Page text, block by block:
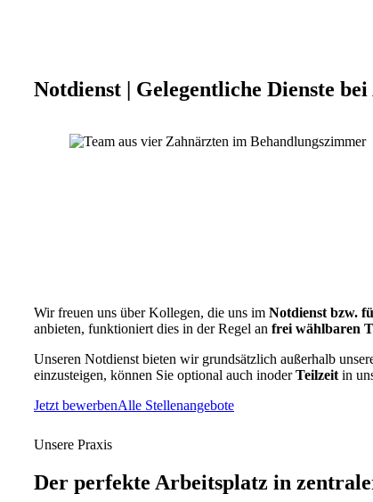
Notdienst | Gelegentliche Dienste
Wir freuen uns über Kollegen, die uns im Notdienst bzw.
anbieten, funktioniert dies in der Regel an frei wählbaren
Unseren Notdienst bieten wir grundsätzlich außerhalb
einzusteigen, können Sie optional auch inoderTeilzeit in
Jetzt bewerbenAlle Stellenangebote
Unsere Praxis
Der perfekte Arbeitsplatz in